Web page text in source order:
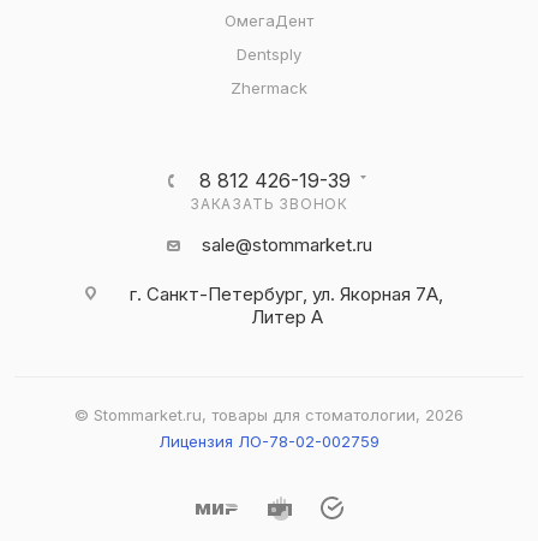
ОмегаДент
Dentsply
Zhermack
8 812 426-19-39
ЗАКАЗАТЬ ЗВОНОК
sale@stommarket.ru
г. Cанкт-Петербург, ул. Якорная 7А,
Литер А
© Stommarket.ru, товары для стоматологии, 2026
Лицензия ЛО-78-02-002759